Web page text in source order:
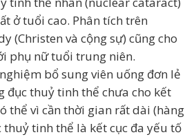
ở tuổi cao. Phân tích trên
(Christen và cộng sự) cũng cho
phụ nữ tuổi trung niên.
bổ sung viên uống đơn lẻ
đục thuỷ tinh thể chưa cho kết
thể vì cần thời gian rất dài (hàng
thuỷ tinh thể là kết cục đa yếu tố